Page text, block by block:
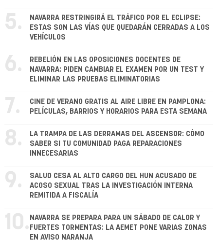
5.
NAVARRA RESTRINGIRÁ EL TRÁFICO POR EL ECLIPSE:
ESTAS SON LAS VÍAS QUE QUEDARÁN CERRADAS A LOS
VEHÍCULOS
6.
REBELIÓN EN LAS OPOSICIONES DOCENTES DE
NAVARRA: PIDEN CAMBIAR EL EXAMEN POR UN TEST Y
ELIMINAR LAS PRUEBAS ELIMINATORIAS
7.
CINE DE VERANO GRATIS AL AIRE LIBRE EN PAMPLONA:
PELÍCULAS, BARRIOS Y HORARIOS PARA ESTA SEMANA
8.
LA TRAMPA DE LAS DERRAMAS DEL ASCENSOR: CÓMO
SABER SI TU COMUNIDAD PAGA REPARACIONES
INNECESARIAS
9.
SALUD CESA AL ALTO CARGO DEL HUN ACUSADO DE
ACOSO SEXUAL TRAS LA INVESTIGACIÓN INTERNA
REMITIDA A FISCALÍA
10. NAVARRA SE PREPARA PARA UN SÁBADO DE CALOR Y
FUERTES TORMENTAS: LA AEMET PONE VARIAS ZONAS
EN AVISO NARANJA